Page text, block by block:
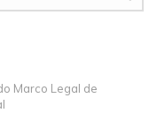
Marco Legal de